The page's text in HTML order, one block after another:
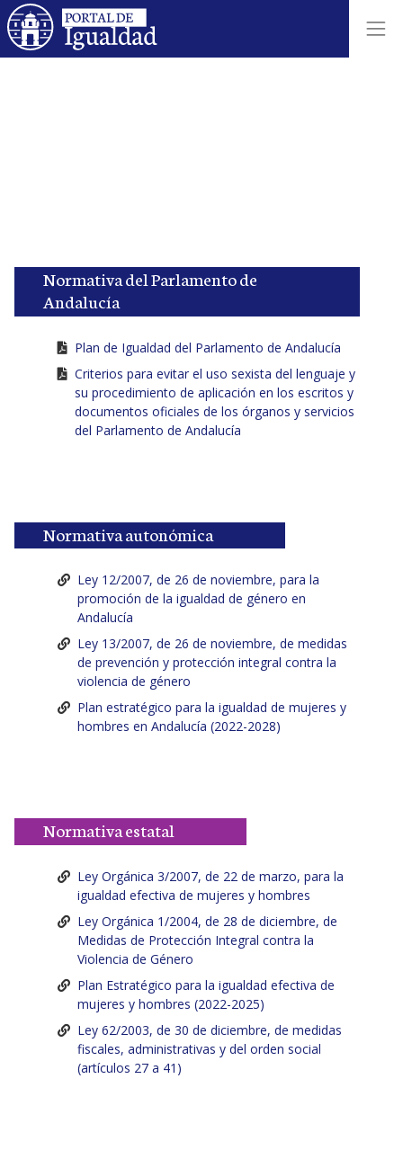
Normativa del Parlamento de
Andalucía
Plan de Igualdad del Parlamento de Andalucía
Criterios para evitar el uso sexista del lenguaje y
su procedimiento de aplicación en los escritos y
documentos oficiales de los órganos y servicios
del Parlamento de Andalucía
Normativa autonómica
Ley 12/2007, de 26 de noviembre, para la
promoción de la igualdad de género en
Andalucía
Ley 13/2007, de 26 de noviembre, de medidas
de prevención y protección integral contra la
violencia de género
Plan estratégico para la igualdad de mujeres y
hombres en Andalucía (2022-2028)
Normativa estatal
Ley Orgánica 3/2007, de 22 de marzo, para la
igualdad efectiva de mujeres y hombres
Ley Orgánica 1/2004, de 28 de diciembre, de
Medidas de Protección Integral contra la
Violencia de Género
Plan Estratégico para la igualdad efectiva de
mujeres y hombres (2022-2025)
Ley 62/2003, de 30 de diciembre, de medidas
fiscales, administrativas y del orden social
(artículos 27 a 41)